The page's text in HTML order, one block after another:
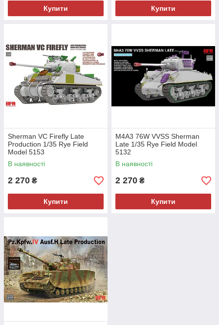
Купити Купити
Sherman VC Firefly Late
Production 1/35 Rye Field
Model 5153
В наявності
2 270 ₴
Купити
M4A3 76W VVSS Sherman
Late 1/35 Rye Field Model
5132
В наявності
2 270 ₴
Купити